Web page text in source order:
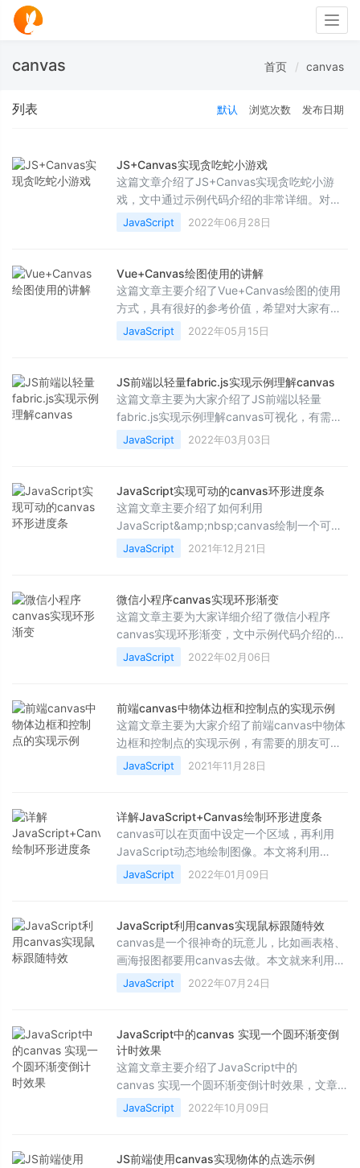
canvas 首页 canvas
列表 默认 浏览次数 发布日期
JS+Canvas实现贪吃蛇小游戏
这篇文章介绍了JS+Canvas实现贪吃蛇小游
戏，文中通过示例代码介绍的非常详细。对大
家的学习或工作具有一定的参考借鉴价值，需
要的朋友可以参考下
JavaScript 2022年06月28日
Vue+Canvas绘图使用的讲解
这篇文章主要介绍了Vue+Canvas绘图的使用
方式，具有很好的参考价值，希望对大家有所
帮助。如有错误或未考虑完全的地方，望不吝
赐教
JavaScript 2022年05月15日
JS前端以轻量fabric.js实现示例理解canvas
这篇文章主要为大家介绍了JS前端以轻量
fabric.js实现示例理解canvas可视化，有需要
的朋友可以借鉴参考下，希望能够有所帮助，
祝大家多多进步，早日升职加薪
JavaScript 2022年03月03日
JavaScript实现可动的canvas环形进度条
这篇文章主要介绍了如何利用
JavaScript&amp;nbsp;canvas绘制一个可以
动的环形进度条。文中的示例代码讲解详细，
感兴趣的小伙伴可以动手试一试
JavaScript 2021年12月21日
微信小程序canvas实现环形渐变
这篇文章主要为大家详细介绍了微信小程序
canvas实现环形渐变，文中示例代码介绍的非
常详细，具有一定的参考价值，感兴趣的小伙
伴们可以参考一下
JavaScript 2022年02月06日
前端canvas中物体边框和控制点的实现示例
这篇文章主要为大家介绍了前端canvas中物体
边框和控制点的实现示例，有需要的朋友可以
借鉴参考下，希望能够有所帮助，祝大家多多
进步，早日升职加薪
JavaScript 2021年11月28日
详解JavaScript+Canvas绘制环形进度条
canvas可以在页面中设定一个区域，再利用
JavaScript动态地绘制图像。本文将利用
canvas绘制一个可以动的环形进度条。文中的
示例代码讲解详细，感兴趣的小伙伴可以动手
JavaScript 2022年01月09日
JavaScript利用canvas实现鼠标跟随特效
canvas是一个很神奇的玩意儿，比如画表格、
画海报图都要用canvas去做。本文就来利用
canvas制作个简单的鼠标跟随特效，快跟随小
编一起学习一下吧
JavaScript 2022年07月24日
JavaScript中的canvas 实现一个圆环渐变倒
计时效果
这篇文章主要介绍了JavaScript中的
canvas 实现一个圆环渐变倒计时效果，文章
围绕主题展开详细的内容介绍，具有一定的参
考价值，需要的小伙伴可以参考一下
JavaScript 2022年10月09日
JS前端使用canvas实现物体的点选示例